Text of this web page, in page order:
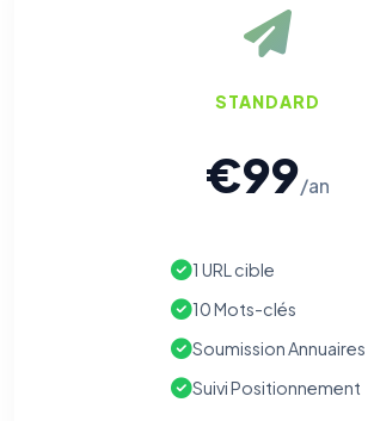
STANDARD
€99/an
1 URL cible
10 Mots-clés
Soumission Annuaires
Suivi Positionnement
Cookies essentiels TOUJOURS ACTIF
Nécessaires au fonctionnement du site : session,
mémorisation de vos choix de consentement. Ils
peuvent pas être désactivés.